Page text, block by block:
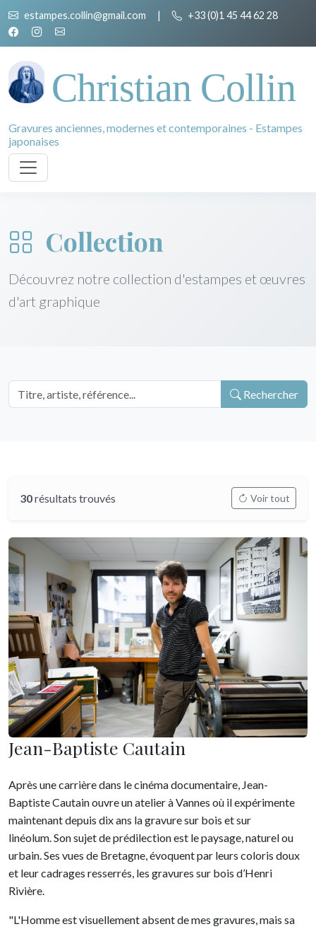
estampes.collin@gmail.com | +33 (0)1 45 44 62 28
Christian Collin
Gravures anciennes, modernes et contemporaines - Estampes
japonaises
Collection
Découvrez notre collection d'estampes et œuvres
d'art graphique
Rechercher
30résultats trouvés Voir tout
Jean-Baptiste Cautain
Après une carrière dans le cinéma documentaire, Jean-
Baptiste Cautain ouvre un atelier à Vannes où il expérimente
maintenant depuis dix ans la gravure sur bois et sur
linéolum. Son sujet de prédilection est le paysage, naturel ou
urbain. Ses vues de Bretagne, évoquent par leurs coloris doux
et leur cadrages resserrés, les gravures sur bois d’Henri
Rivière.
"L'Homme est visuellement absent de mes gravures, mais sa